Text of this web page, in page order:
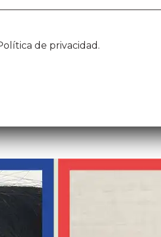
de privacidad.